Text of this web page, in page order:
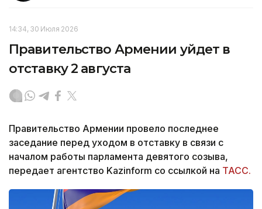
14:34, 30 Июля 2026
Правительство Армении уйдет в
отставку 2 августа
Правительство Армении провело последнее
заседание перед уходом в отставку в связи с
началом работы парламента девятого созыва,
передает агентство Kazinform со ссылкой на ТАСС.